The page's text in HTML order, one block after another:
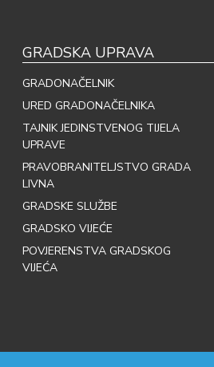
GRADSKA UPRAVA
GRADONAČELNIK
URED GRADONAČELNIKA
TAJNIK JEDINSTVENOG TIJELA
UPRAVE
PRAVOBRANITELJSTVO GRADA
LIVNA
GRADSKE SLUŽBE
GRADSKO VIJEĆE
POVJERENSTVA GRADSKOG
VIJEĆA